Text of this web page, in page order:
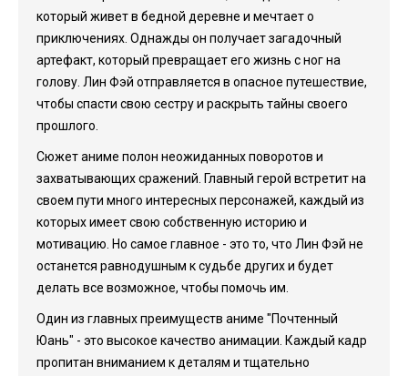
который живет в бедной деревне и мечтает о
приключениях. Однажды он получает загадочный
артефакт, который превращает его жизнь с ног на
голову. Лин Фэй отправляется в опасное путешествие,
чтобы спасти свою сестру и раскрыть тайны своего
прошлого.
Сюжет аниме полон неожиданных поворотов и
захватывающих сражений. Главный герой встретит на
своем пути много интересных персонажей, каждый из
которых имеет свою собственную историю и
мотивацию. Но самое главное - это то, что Лин Фэй не
останется равнодушным к судьбе других и будет
делать все возможное, чтобы помочь им.
Один из главных преимуществ аниме "Почтенный
Юань" - это высокое качество анимации. Каждый кадр
пропитан вниманием к деталям и тщательно